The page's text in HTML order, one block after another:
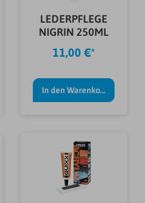
LEDERPFLEGE
NIGRIN 250ML
11,00 €*
In den Warenkorb